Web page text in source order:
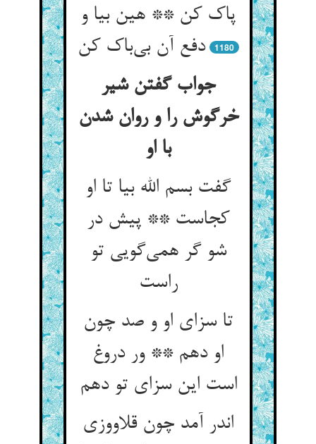
پاک کن ** هین بیا و
دفع آن بی‌‌باک کن‌‌
1180
جواب گفتن شیر
خرگوش را و روان شدن
با او
گفت بسم الله بیا تا او
کجاست ** پیش در
شو گر همی‌‌گویی تو
راست‌‌
تا سزای او و صد چون
او دهم ** ور دروغ
است این سزای تو دهم‌‌
اندر آمد چون قلاووزی